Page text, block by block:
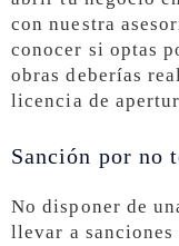
con nuestra
conocer si optas
obras deberías
licencia de
Sanción por no
No disponer de
llevar a